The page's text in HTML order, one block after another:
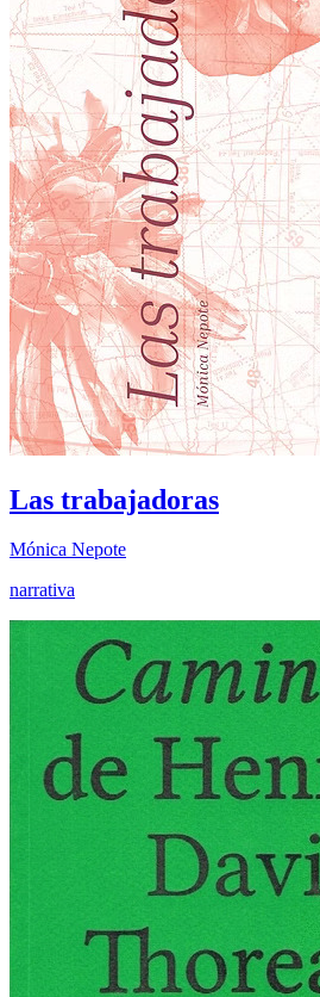
Las trabajadoras
Mónica Nepote
narrativa